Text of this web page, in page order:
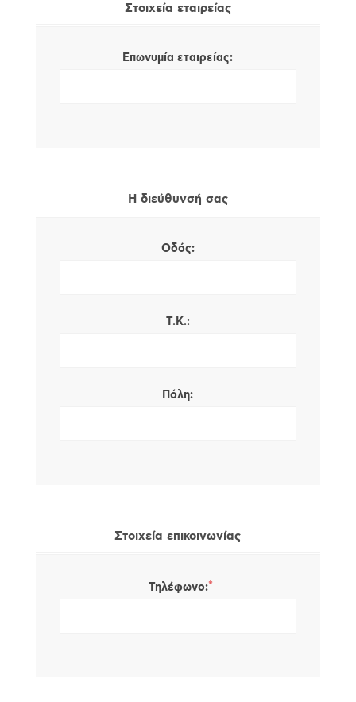
Στοιχεία εταιρείας
Επωνυμία εταιρείας:
Η διεύθυνσή σας
Οδός:
Τ.Κ.:
Πόλη:
Στοιχεία επικοινωνίας
Τηλέφωνο:*